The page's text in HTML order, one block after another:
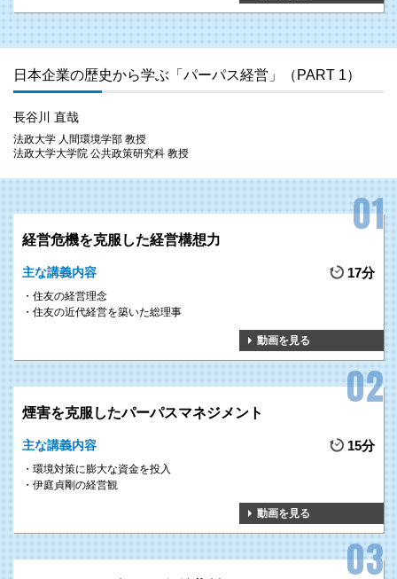
ウェルビーイング社会に欠かせない SDGsや脱炭素の事業環境の変化 に適応
し、パーパスを起点にした経営構造の変革―パーパス・トランスフォーメー
日本企業の歴史から学ぶ「パーパス経営」（PART 1）
長谷川 直哉
法政大学 人間環境学部 教授
法政大学大学院 公共政策研究科 教授
経営危機を克服した経営構想力
主な講義内容 17分
住友の経営理念
住友の近代経営を築いた総理事
動画を見る
煙害を克服したパーパスマネジメント
主な講義内容 15分
環境対策に膨大な資金を投入
伊庭貞剛の経営観
動画を見る